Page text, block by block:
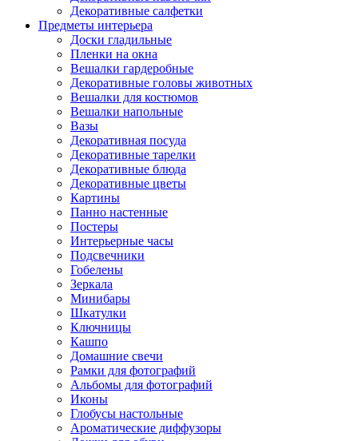
Декоративные салфетки
Предметы интерьера
Доски гладильные
Пленки на окна
Вешалки гардеробные
Декоративные головы животных
Вешалки для костюмов
Вешалки напольные
Вазы
Декоративная посуда
Декоративные тарелки
Декоративные блюда
Декоративные цветы
Картины
Панно настенные
Постеры
Интерьерные часы
Подсвечники
Гобелены
Зеркала
Минибары
Шкатулки
Ключницы
Кашпо
Домашние свечи
Рамки для фотографий
Альбомы для фотографий
Иконы
Глобусы настольные
Ароматические диффузоры